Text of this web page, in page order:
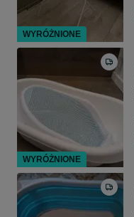
WYRÓŻNIONE
WYRÓŻNIONE